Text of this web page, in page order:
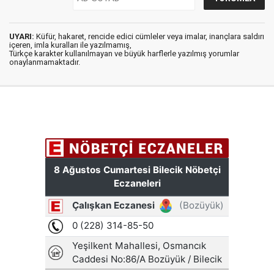
UYARI: Küfür, hakaret, rencide edici cümleler veya imalar, inançlara saldırı
içeren, imla kuralları ile yazılmamış,
Türkçe karakter kullanılmayan ve büyük harflerle yazılmış yorumlar
onaylanmamaktadır.